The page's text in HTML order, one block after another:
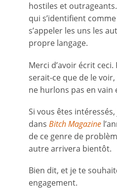
hostiles et
qui s’identifient
s’appeler les uns les
propre langage.
Merci d’avoir écrit ceci.
serait-ce que de le
ne hurlons pas en vain
Si vous êtes
dans Bitch Magazine
de ce genre de
autre arrivera bientôt.
Bien dit, et je te
engagement.